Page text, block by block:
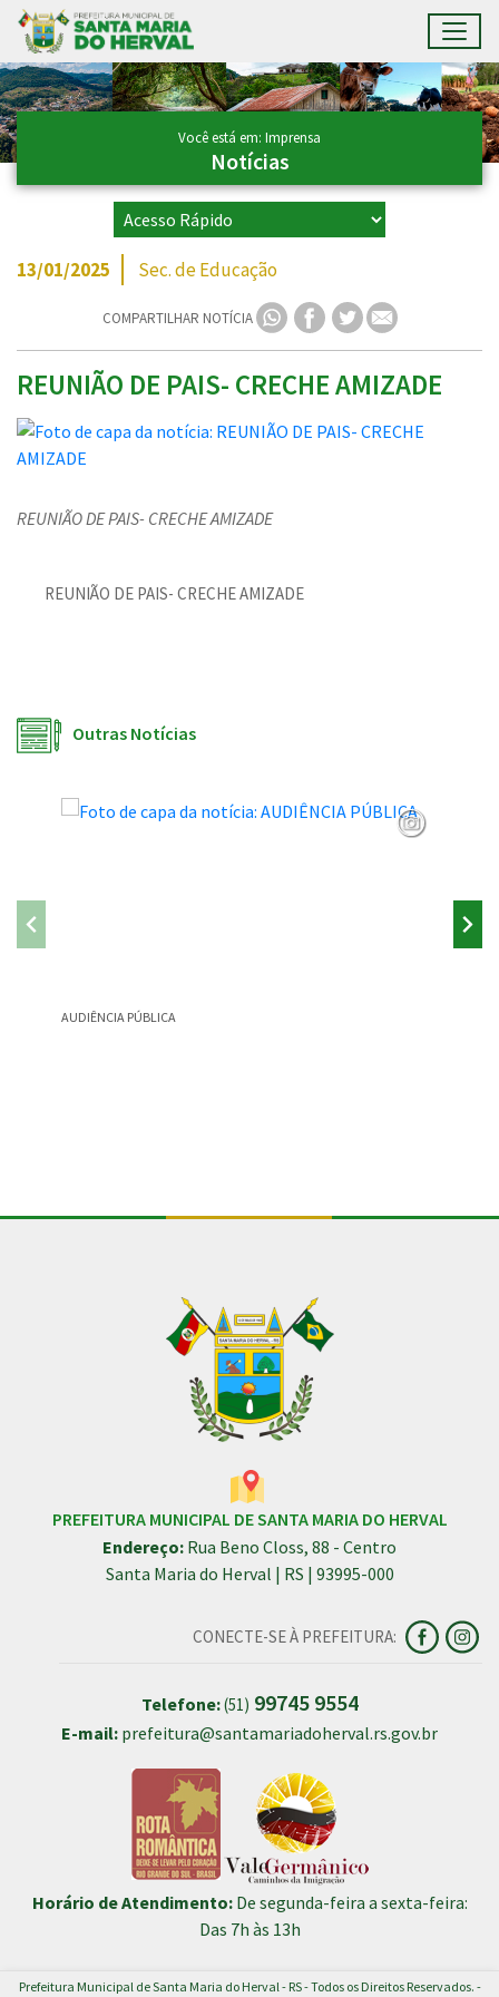
Ir para conteúdo principal
Conteúdo Principal
Você está em: Imprensa
Notícias
13/01/2025 Sec. de Educação
COMPARTILHAR NOTÍCIA
REUNIÃO DE PAIS- CRECHE AMIZADE
REUNIÃO DE PAIS- CRECHE AMIZADE
REUNIÃO DE PAIS- CRECHE AMIZADE
Outras Notícias
AUDIÊNCIA PÚBLICA
PREFEITURA MUNICIPAL DE SANTA MARIA DO HERVAL
Endereço: Rua Beno Closs, 88 - Centro
Santa Maria do Herval | RS | 93995-000
CONECTE-SE À PREFEITURA:
Telefone:(51) 99745 9554
E-mail: prefeitura@santamariadoherval.rs.gov.br
Horário de Atendimento:De segunda-feira a sexta-feira:
Das 7h às 13h
Prefeitura Municipal de Santa Maria do Herval - RS - Todos os Direitos Reservados. -